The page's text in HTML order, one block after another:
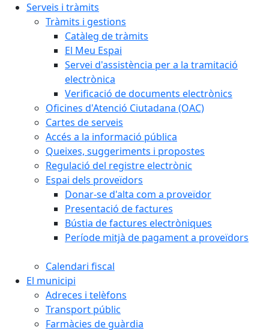
Serveis i tràmits
Tràmits i gestions
Catàleg de tràmits
El Meu Espai
Servei d'assistència per a la tramitació
electrònica
Verificació de documents electrònics
Oficines d'Atenció Ciutadana (OAC)
Cartes de serveis
Accés a la informació pública
Queixes, suggeriments i propostes
Regulació del registre electrònic
Espai dels proveïdors
Donar-se d'alta com a proveïdor
Presentació de factures
Bústia de factures electròniques
Període mitjà de pagament a proveïdors
Calendari fiscal
El municipi
Adreces i telèfons
Transport públic
Farmàcies de guàrdia